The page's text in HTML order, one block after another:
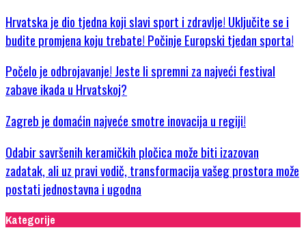
Hrvatska je dio tjedna koji slavi sport i zdravlje! Uključite se i
budite promjena koju trebate! Počinje Europski tjedan sporta!
Počelo je odbrojavanje! Jeste li spremni za najveći festival
zabave ikada u Hrvatskoj?
Zagreb je domaćin najveće smotre inovacija u regiji!
Odabir savršenih keramičkih pločica može biti izazovan
zadatak, ali uz pravi vodič, transformacija vašeg prostora može
postati jednostavna i ugodna
Kategorije